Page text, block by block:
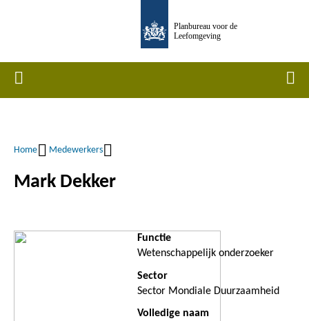
inhoud
Planbureau voor de
Leefomgeving
Home
Kruimelpad
Home Medewerkers
Mark Dekker
Functie
Wetenschappelijk onderzoeker
Sector
Sector Mondiale Duurzaamheid
Volledige naam